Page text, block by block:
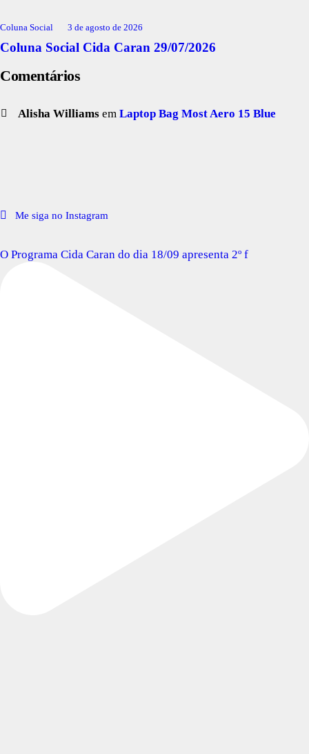
Coluna Social 3 de agosto de 2026
Coluna Social Cida Caran 29/07/2026
Comentários
Alisha Williams emLaptop Bag Most Aero 15 Blue
Me siga no Instagram
O Programa Cida Caran do dia 18/09 apresenta 2º f